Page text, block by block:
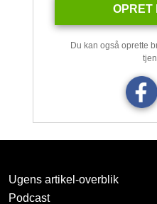
OPRET
Du kan også oprette
Ugens artikel-overblik
Podcast